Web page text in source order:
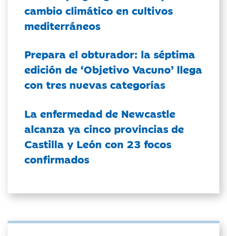
cambio climático en cultivos
mediterráneos
Prepara el obturador: la séptima
edición de ‘Objetivo Vacuno’ llega
con tres nuevas categorías
La enfermedad de Newcastle
alcanza ya cinco provincias de
Castilla y León con 23 focos
confirmados